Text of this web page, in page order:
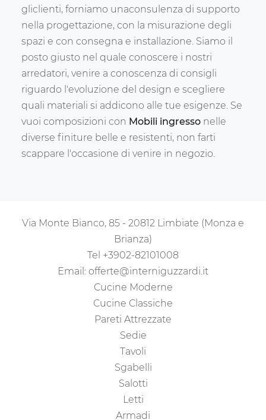
gliclienti, forniamo unaconsulenza di supporto
nella progettazione, con la misurazione degli
spazi e con consegna e installazione. Siamo il
posto giusto nel quale conoscere i nostri
arredatori, venire a conoscenza di consigli
riguardo l'evoluzione del design e scegliere
quali materiali si addicono alle tue esigenze. Se
vuoi composizioni con Mobili ingresso nelle
diverse finiture belle e resistenti, non farti
scappare l'occasione di venire in negozio.
Via Monte Bianco, 85 - 20812 Limbiate (Monza e
Brianza)
Tel +3902-82101008
Email: offerte@interniguzzardi.it
Cucine Moderne
Cucine Classiche
Pareti Attrezzate
Sedie
Tavoli
Sgabelli
Salotti
Letti
Armadi